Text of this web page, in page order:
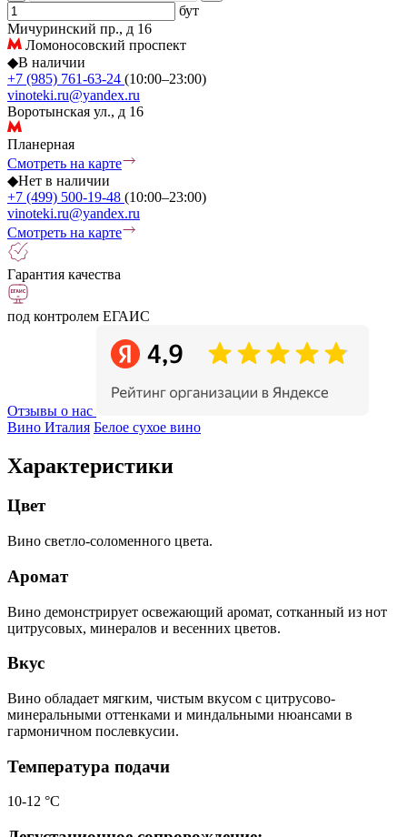
бут
Мичуринский пр., д 16
Ломоносовский проспект
◆В наличии
+7 (985) 761-63-24 (10:00–23:00)
vinoteki.ru@yandex.ru
Воротынская ул., д 16
Планерная
Смотреть на карте
◆Нет в наличии
+7 (499) 500-19-48 (10:00–23:00)
vinoteki.ru@yandex.ru
Смотреть на карте
Гарантия качества
под контролем ЕГАИС
Отзывы о нас
Вино Италия Белое сухое вино
Характеристики
Цвет
Вино светло-соломенного цвета.
Аромат
Вино демонстрирует освежающий аромат, сотканный из нот
цитрусовых, минералов и весенних цветов.
Вкус
Вино обладает мягким, чистым вкусом с цитрусово-
минеральными оттенками и миндальными нюансами в
гармоничном послевкусии.
Температура подачи
10-12 °С